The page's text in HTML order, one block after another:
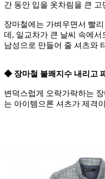
간 동안 입을 옷차림을 큰 고
장마철에는 가벼우면서 빨
데, 일교차가 큰 날씨 속에서
남성으로 만들어 줄 셔츠와
◆ 장마철 불쾌지수 내리고
변덕스럽게 오락가락하는
는 아이템으론 셔츠가 제격